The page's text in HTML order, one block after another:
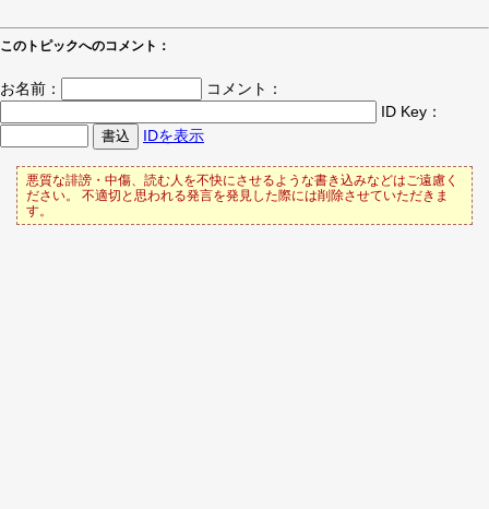
このトピックへのコメント：
お名前：
コメント：
ID Key：
IDを表示
悪質な誹謗・中傷、読む人を不快にさせるような書き込みなどはご遠慮く
ださい。 不適切と思われる発言を発見した際には削除させていただきま
す。